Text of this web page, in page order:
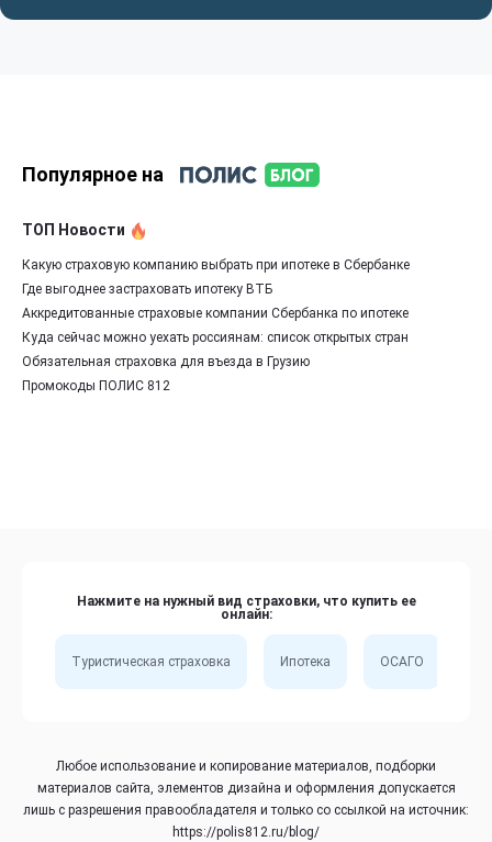
Популярное на
ТОП Новости
Какую страховую компанию выбрать при ипотеке в Сбербанке
Где выгоднее застраховать ипотеку ВТБ
Аккредитованные страховые компании Сбербанка по ипотеке
Куда сейчас можно уехать россиянам: список открытых стран
Обязательная страховка для въезда в Грузию
Промокоды ПОЛИС 812
Нажмите на нужный вид страховки, что купить ее
онлайн:
Туристическая страховка Ипотека ОСАГО
Любое использование и копирование материалов, подборки
материалов сайта, элементов дизайна и оформления допускается
лишь с разрешения правообладателя и только со ссылкой на источник:
https://polis812.ru/blog/